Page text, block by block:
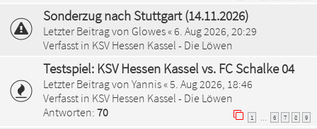
Sonderzug nach Stuttgart (14.11.2026)
Letzter Beitrag von Glowes«6. Aug 2026, 20:29
Verfasst in KSV Hessen Kassel - Die Löwen
Testspiel: KSV Hessen Kassel vs. FC Schalke 04
Letzter Beitrag von Yannis«5. Aug 2026, 18:46
Verfasst in KSV Hessen Kassel - Die Löwen
Antworten: 70 1 6 7 8 9